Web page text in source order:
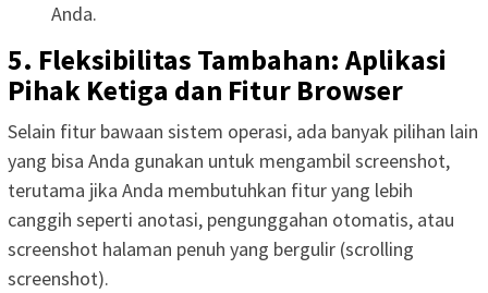
Anda.
5. Fleksibilitas Tambahan: Aplikasi
Pihak Ketiga dan Fitur Browser
Selain fitur bawaan sistem operasi, ada banyak pilihan lain
yang bisa Anda gunakan untuk mengambil screenshot,
terutama jika Anda membutuhkan fitur yang lebih
canggih seperti anotasi, pengunggahan otomatis, atau
screenshot halaman penuh yang bergulir (scrolling
screenshot).